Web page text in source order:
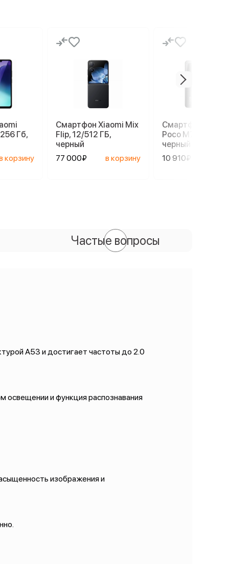
Гб,
корзину
Смартфон Xiaomi Mix
Flip, 12/512 ГБ,
черный
77 000₽
в корзину
Смартфон
Poco M7, 6/128
черный
10 910₽
Частые вопросы
A53 и достигает частоты до 2.0
и функция распознавания
изображения и